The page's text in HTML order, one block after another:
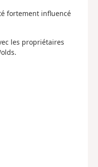
fortement influencé
les propriétaires